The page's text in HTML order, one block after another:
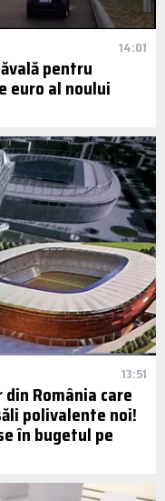
14:01
pentru
euro al noului
13:51
România care
polivalente noi!
în bugetul pe